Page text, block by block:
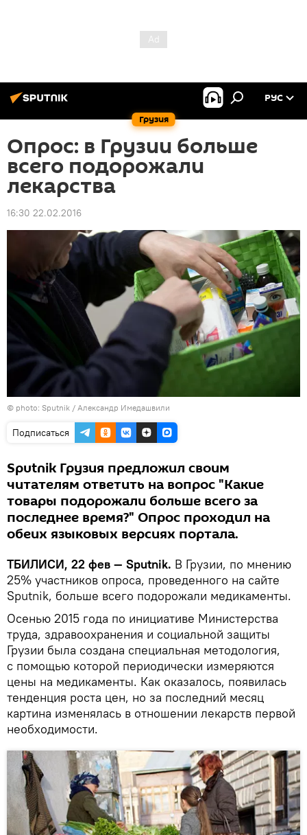
Грузия
РУС
Опрос: в Грузии больше
всего подорожали
лекарства
16:30 22.02.2016
© photo: Sputnik / Александр Имедашвили
Подписаться
Sputnik Грузия предложил своим
читателям ответить на вопрос "Какие
товары подорожали больше всего за
последнее время?" Опрос проходил на
обеих языковых версиях портала.
ТБИЛИСИ, 22 фев — Sputnik. В Грузии, по мнению
25% участников опроса, проведенного на сайте
Sputnik, больше всего подорожали медикаменты.
Осенью 2015 года по инициативе Министерства
труда, здравоохранения и социальной защиты
Грузии была создана специальная методология,
с помощью которой периодически измеряются
цены на медикаменты. Как оказалось, появилась
тенденция роста цен, но за последний месяц
картина изменялась в отношении лекарств первой
необходимости.